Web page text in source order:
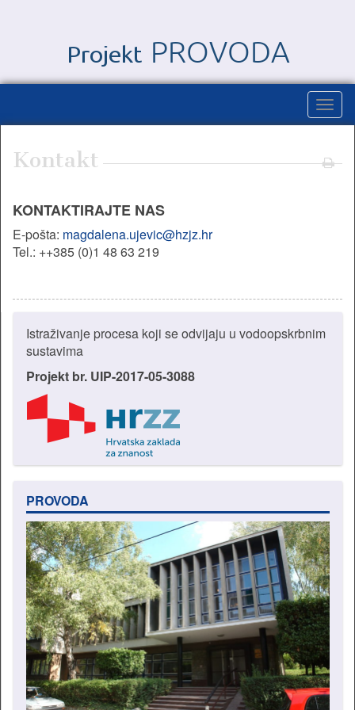
Kontakt
KONTAKTIRAJTE NAS
E-pošta: magdalena.ujevic@hzjz.hr
Tel.: ++385 (0)1 48 63 219
Istraživanje procesa koji se odvijaju u vodoopskrbnim
sustavima
Projekt br. UIP-2017-05-3088
PROVODA